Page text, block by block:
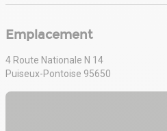
Emplacement
4 Route Nationale N 14
Puiseux-Pontoise 95650